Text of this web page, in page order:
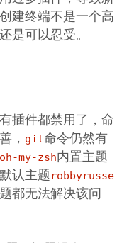
建终端不是一个高
是可以忍受。
插件都禁用了，命
， git命令仍然有
oh-my-zsh 内置主题
认主题robbyrusse
都无法解决该问